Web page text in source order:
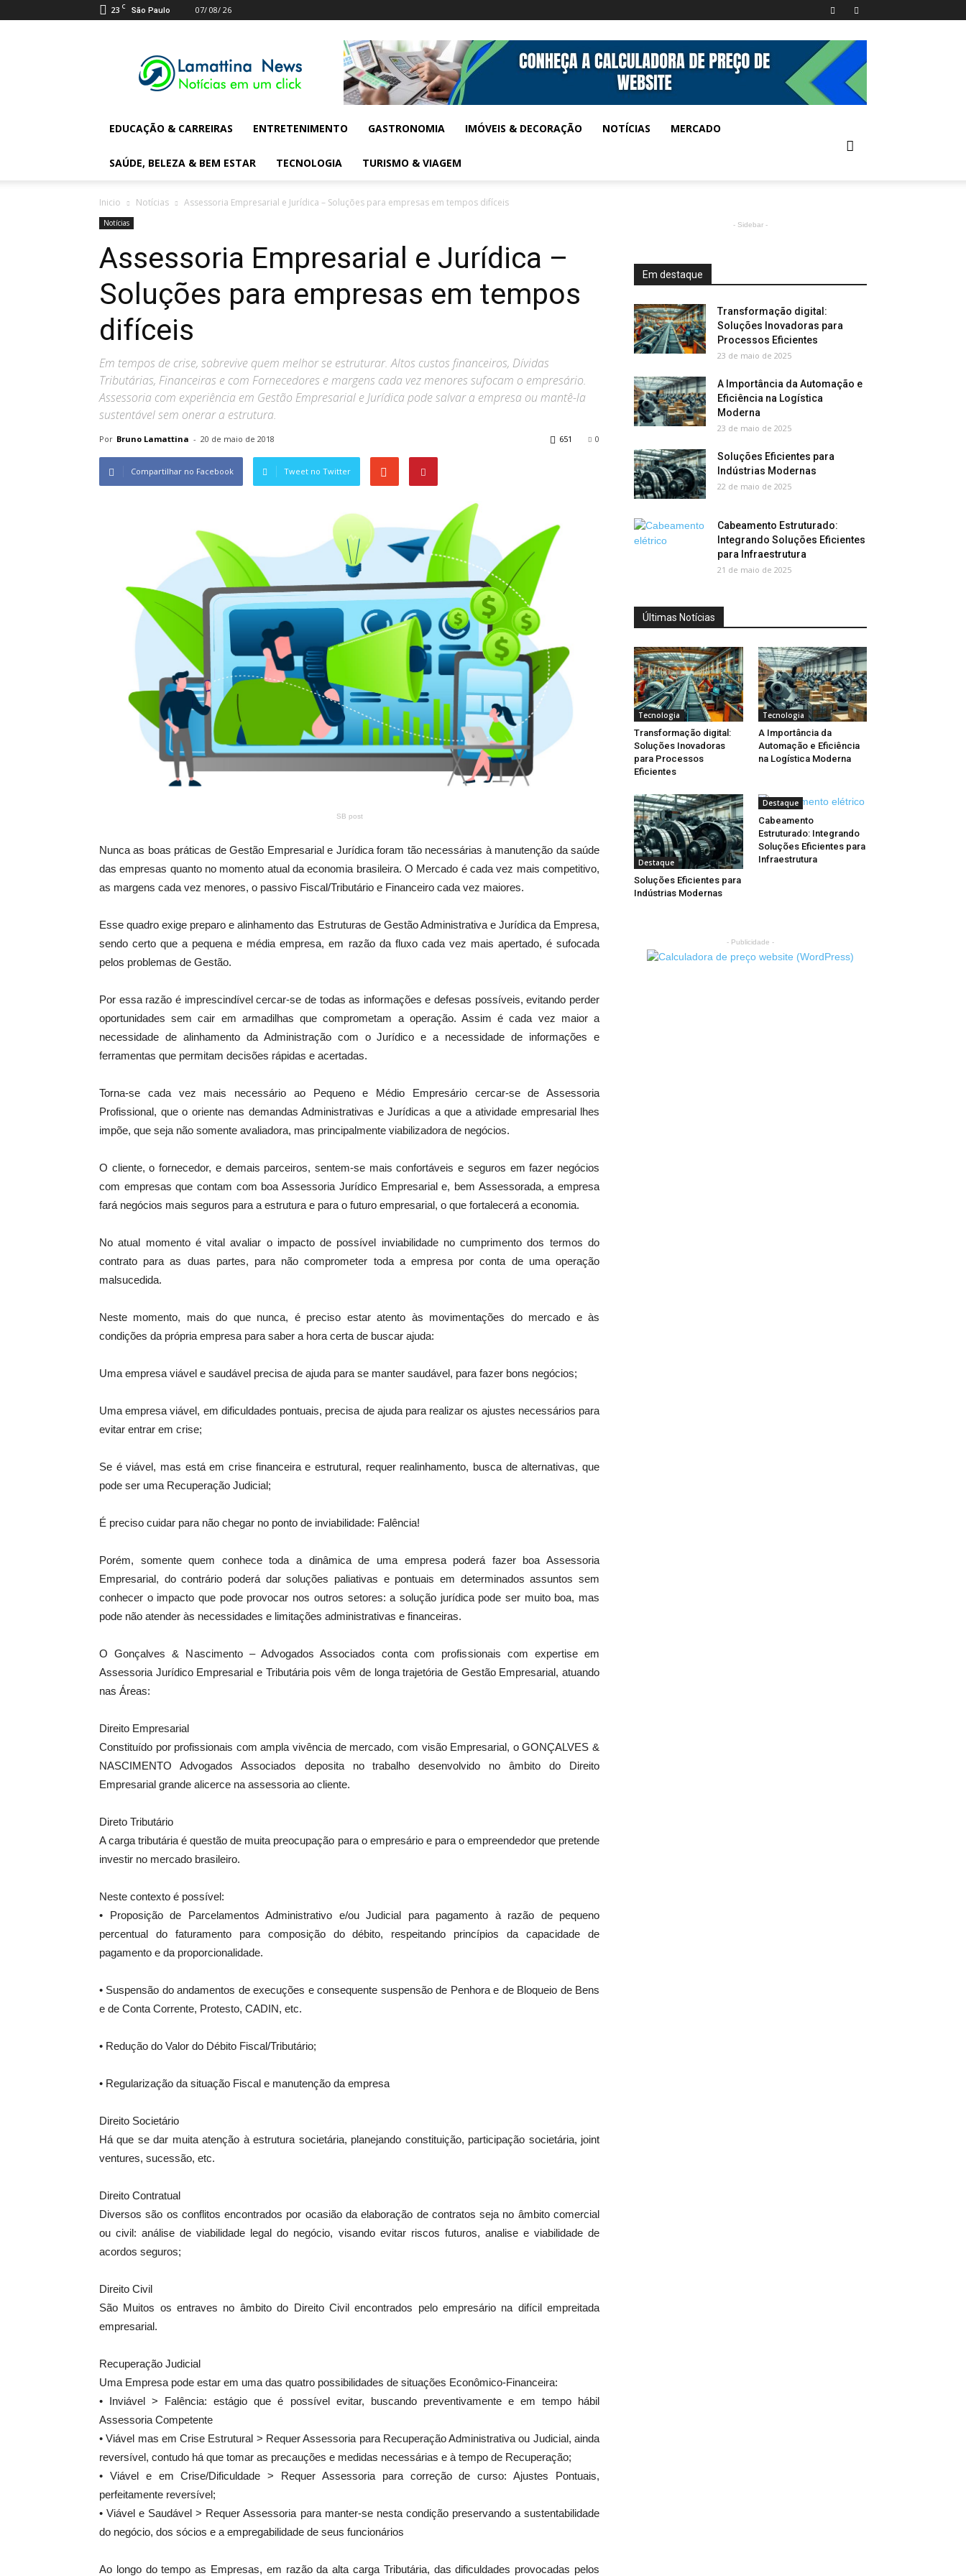
23 C São Paulo 07/ 08/ 26
Digital
News
EDUCAÇÃO & CARREIRAS ENTRETENIMENTO GASTRONOMIA IMÓVEIS & DECORAÇÃO NOTÍCIAS MERCADO
SAÚDE, BELEZA & BEM ESTAR TECNOLOGIA TURISMO & VIAGEM
Inicio Notícias Assessoria Empresarial e Jurídica – Soluções para empresas em tempos difíceis
Notícias
Assessoria Empresarial e Jurídica –
Soluções para empresas em tempos
difíceis
Em tempos de crise, sobrevive quem melhor se estruturar. Altos custos financeiros, Dívidas
Tributárias, Financeiras e com Fornecedores e margens cada vez menores sufocam o empresário.
Assessoria com experiência em Gestão Empresarial e Jurídica pode salvar a empresa ou mantê-la
sustentável sem onerar a estrutura.
Por Bruno Lamattina - 20 de maio de 2018 0
651
Compartilhar no Facebook Tweet no Twitter
SB post
Nunca as boas práticas de Gestão Empresarial e Jurídica foram tão necessárias à manutenção da saúde
das empresas quanto no momento atual da economia brasileira. O Mercado é cada vez mais competitivo,
as margens cada vez menores, o passivo Fiscal/Tributário e Financeiro cada vez maiores.
Esse quadro exige preparo e alinhamento das Estruturas de Gestão Administrativa e Jurídica da Empresa,
sendo certo que a pequena e média empresa, em razão da fluxo cada vez mais apertado, é sufocada
pelos problemas de Gestão.
Por essa razão é imprescindível cercar-se de todas as informações e defesas possíveis, evitando perder
oportunidades sem cair em armadilhas que comprometam a operação. Assim é cada vez maior a
necessidade de alinhamento da Administração com o Jurídico e a necessidade de informações e
ferramentas que permitam decisões rápidas e acertadas.
Torna-se cada vez mais necessário ao Pequeno e Médio Empresário cercar-se de Assessoria
Profissional, que o oriente nas demandas Administrativas e Jurídicas a que a atividade empresarial lhes
impõe, que seja não somente avaliadora, mas principalmente viabilizadora de negócios.
O cliente, o fornecedor, e demais parceiros, sentem-se mais confortáveis e seguros em fazer negócios
com empresas que contam com boa Assessoria Jurídico Empresarial e, bem Assessorada, a empresa
fará negócios mais seguros para a estrutura e para o futuro empresarial, o que fortalecerá a economia.
No atual momento é vital avaliar o impacto de possível inviabilidade no cumprimento dos termos do
contrato para as duas partes, para não comprometer toda a empresa por conta de uma operação
malsucedida.
Neste momento, mais do que nunca, é preciso estar atento às movimentações do mercado e às
condições da própria empresa para saber a hora certa de buscar ajuda:
Uma empresa viável e saudável precisa de ajuda para se manter saudável, para fazer bons negócios;
Uma empresa viável, em dificuldades pontuais, precisa de ajuda para realizar os ajustes necessários para
evitar entrar em crise;
Se é viável, mas está em crise financeira e estrutural, requer realinhamento, busca de alternativas, que
pode ser uma Recuperação Judicial;
É preciso cuidar para não chegar no ponto de inviabilidade: Falência!
Porém, somente quem conhece toda a dinâmica de uma empresa poderá fazer boa Assessoria
Empresarial, do contrário poderá dar soluções paliativas e pontuais em determinados assuntos sem
conhecer o impacto que pode provocar nos outros setores: a solução jurídica pode ser muito boa, mas
pode não atender às necessidades e limitações administrativas e financeiras.
O Gonçalves & Nascimento – Advogados Associados conta com profissionais com expertise em
Assessoria Jurídico Empresarial e Tributária pois vêm de longa trajetória de Gestão Empresarial, atuando
nas Áreas:
Direito Empresarial
Constituído por profissionais com ampla vivência de mercado, com visão Empresarial, o GONÇALVES &
NASCIMENTO Advogados Associados deposita no trabalho desenvolvido no âmbito do Direito
Empresarial grande alicerce na assessoria ao cliente.
Direto Tributário
A carga tributária é questão de muita preocupação para o empresário e para o empreendedor que pretende
investir no mercado brasileiro.
Neste contexto é possível:
• Proposição de Parcelamentos Administrativo e/ou Judicial para pagamento à razão de pequeno
percentual do faturamento para composição do débito, respeitando princípios da capacidade de
pagamento e da proporcionalidade.
• Suspensão do andamentos de execuções e consequente suspensão de Penhora e de Bloqueio de Bens
e de Conta Corrente, Protesto, CADIN, etc.
• Redução do Valor do Débito Fiscal/Tributário;
• Regularização da situação Fiscal e manutenção da empresa
Direito Societário
Há que se dar muita atenção à estrutura societária, planejando constituição, participação societária, joint
ventures, sucessão, etc.
Direito Contratual
Diversos são os conflitos encontrados por ocasião da elaboração de contratos seja no âmbito comercial
ou civil: análise de viabilidade legal do negócio, visando evitar riscos futuros, analise e viabilidade de
acordos seguros;
Direito Civil
São Muitos os entraves no âmbito do Direito Civil encontrados pelo empresário na difícil empreitada
empresarial.
Recuperação Judicial
Uma Empresa pode estar em uma das quatro possibilidades de situações Econômico-Financeira:
• Inviável > Falência: estágio que é possível evitar, buscando preventivamente e em tempo hábil
Assessoria Competente
• Viável mas em Crise Estrutural > Requer Assessoria para Recuperação Administrativa ou Judicial, ainda
reversível, contudo há que tomar as precauções e medidas necessárias e à tempo de Recuperação;
• Viável e em Crise/Dificuldade > Requer Assessoria para correção de curso: Ajustes Pontuais,
perfeitamente reversível;
• Viável e Saudável > Requer Assessoria para manter-se nesta condição preservando a sustentabilidade
do negócio, dos sócios e a empregabilidade de seus funcionários
Ao longo do tempo as Empresas, em razão da alta carga Tributária, das dificuldades provocadas pelos
- Sidebar -
Em destaque
Transformação digital:
Soluções Inovadoras para
Processos Eficientes
23 de maio de 2025
A Importância da Automação e
Eficiência na Logística
Moderna
23 de maio de 2025
Soluções Eficientes para
Indústrias Modernas
22 de maio de 2025
Cabeamento Estruturado:
Integrando Soluções Eficientes
para Infraestrutura
21 de maio de 2025
Últimas Notícias
Tecnologia
Transformação digital:
Soluções Inovadoras
para Processos
Eficientes
Tecnologia
A Importância da
Automação e Eficiência
na Logística Moderna
Destaque
Soluções Eficientes para
Indústrias Modernas
Destaque
Cabeamento
Estruturado: Integrando
Soluções Eficientes para
Infraestrutura
- Publicidade -